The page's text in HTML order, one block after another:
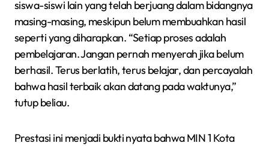
siswa-siswi lain yang telah berjuang dalam bidangnya
masing-masing, meskipun belum membuahkan hasil
seperti yang diharapkan. “Setiap proses adalah
pembelajaran. Jangan pernah menyerah jika belum
berhasil. Terus berlatih, terus belajar, dan percayalah
bahwa hasil terbaik akan datang pada waktunya,”
tutup beliau.
Prestasi ini menjadi bukti nyata bahwa MIN 1 Kota